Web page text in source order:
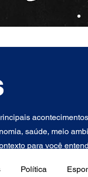
saúde, meio
para você
Política